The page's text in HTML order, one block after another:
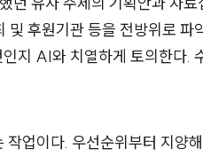
후원기관 등을 전방위로 파
지 AI와 치열하게 토의한다.
업이다. 우선순위부터 지양